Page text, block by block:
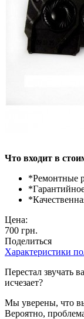
Что входит в
*Ремонтные
*
*
Цена:
700 грн.
Поделиться
Характеристики
Перестал звучать
исчезает?
Мы уверены, что
Вероятно,